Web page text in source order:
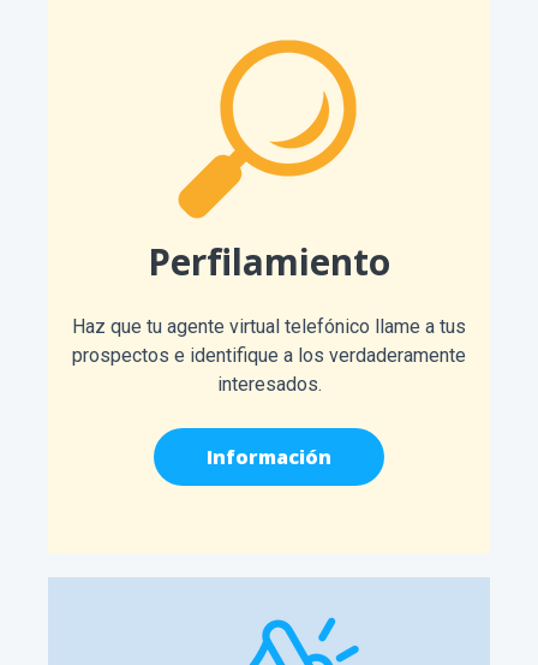
Perfilamiento
Haz que tu agente virtual telefónico llame a tus
prospectos e identifique a los verdaderamente
interesados.
Información